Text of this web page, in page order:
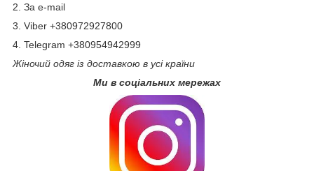
2. За e-mail
3. Viber +380972927800
4. Telegram +380954942999
Жіночий одяг із доставкою в усі країни
Ми в соціальних мережах